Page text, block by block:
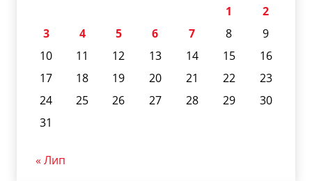
1
2
3
4 5 6 7 8
9
10
11 12 13 14 15
16
17
18 19 20 21 22
23
24
25 26 27 28 29
30
31
« Лип